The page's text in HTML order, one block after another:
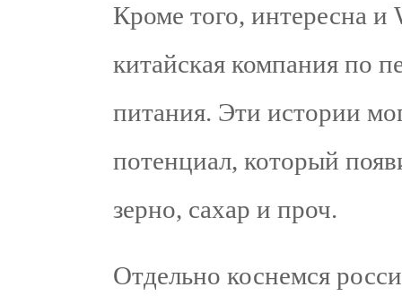
Кроме того, интересна
китайская компания по
питания. Эти истории
потенциал, который
зерно, сахар и проч.
Отдельно коснемся